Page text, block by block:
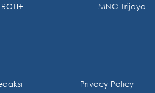
RCTI+
MNC Trijaya
Privacy Policy